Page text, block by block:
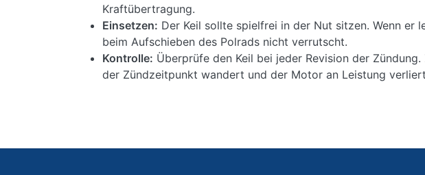
Kraftübertragung.
Einsetzen: Der Keil sollte spielfrei in der Nut sitzen. Wenn
beim Aufschieben des Polrads nicht verrutscht.
Kontrolle: Überprüfe den Keil bei jeder Revision der
der Zündzeitpunkt wandert und der Motor an Leistung